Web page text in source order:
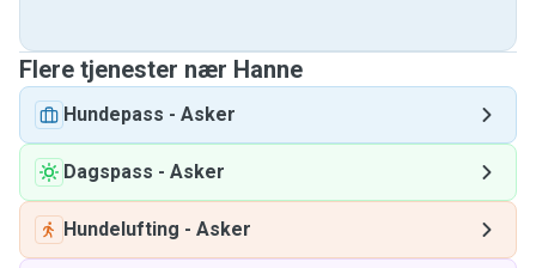
Flere tjenester nær Hanne
Hundepass - Asker
Dagspass - Asker
Hundelufting - Asker